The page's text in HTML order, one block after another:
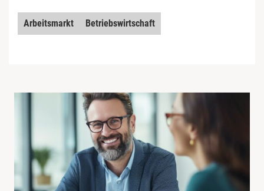
Arbeitsmarkt Betriebswirtschaft